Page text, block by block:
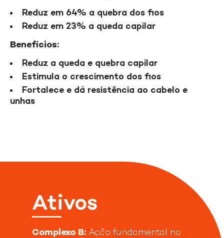
Reduz em 64% a quebra dos fios
Reduz em 23% a queda capilar
Benefícios:
Reduz a queda e quebra capilar
Estimula o crescimento dos fios
Fortalece e dá resistência ao cabelo e
unhas
Suplemento Oral.
VER OPÇÕES DE COMPRA
informações técnicas
Ativos
Complexo B: Ação fundamental na